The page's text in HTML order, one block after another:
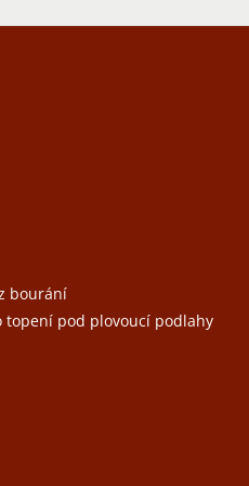
bourání
topení pod plovoucí podlahy